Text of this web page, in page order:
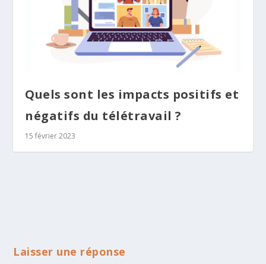
Quels sont les impacts positifs et
négatifs du télétravail ?
15 février 2023
Laisser une réponse